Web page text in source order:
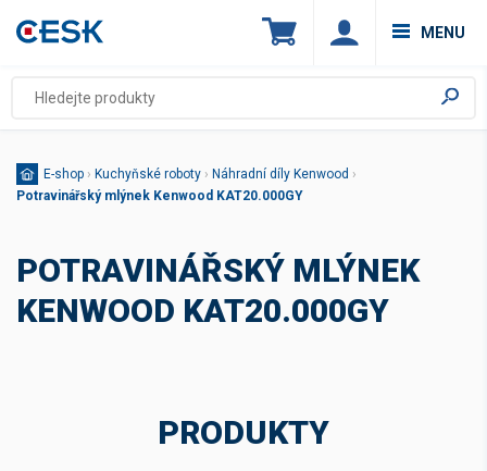
MENU
E-shop › Kuchyňské roboty › Náhradní díly Kenwood ›
Potravinářský mlýnek Kenwood KAT20.000GY
POTRAVINÁŘSKÝ MLÝNEK
KENWOOD KAT20.000GY
PRODUKTY